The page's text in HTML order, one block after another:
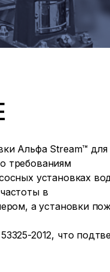
Альфа Stream™
требованиям
установках
в
а установки
2012, что